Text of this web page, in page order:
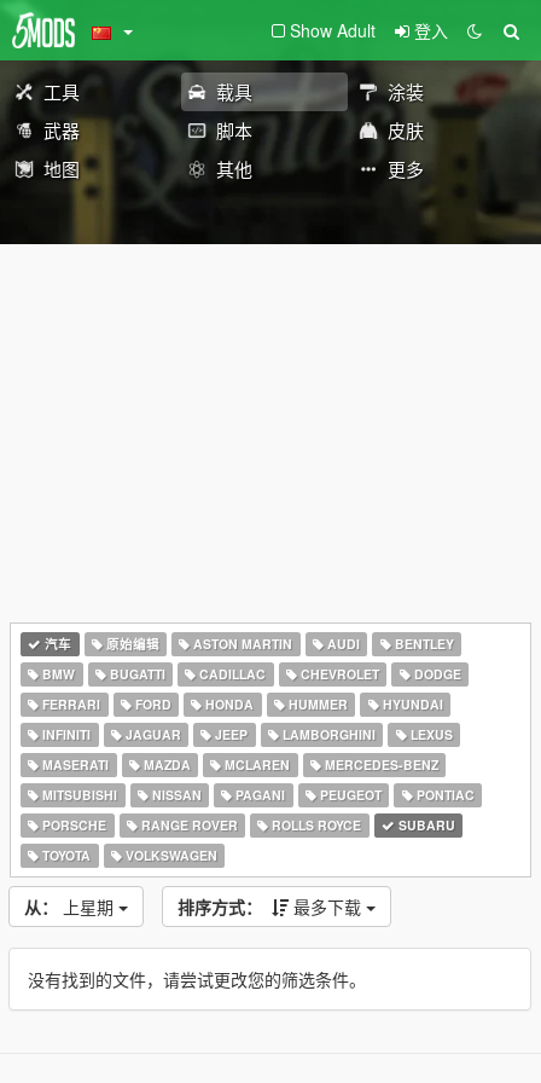
Show Adult 登入
工具 载具
涂装
武器
脚本
皮肤
地图
其他 更多
汽车 原始编辑 ASTON MARTIN AUDI
BENTLEY
BMW
BUGATTI CADILLAC CHEVROLET
DODGE
FERRARI
FORD HONDA HUMMER
HYUNDAI
INFINITI
JAGUAR JEEP LAMBORGHINI
LEXUS
MASERATI
MAZDA MCLAREN
MERCEDES-BENZ
MITSUBISHI
NISSAN PAGANI PEUGEOT
PONTIAC
PORSCHE
RANGE ROVER ROLLS ROYCE
SUBARU
TOYOTA
VOLKSWAGEN
从： 上星期 排序方式： 最多下载
没有找到的文件，请尝试更改您的筛选条件。